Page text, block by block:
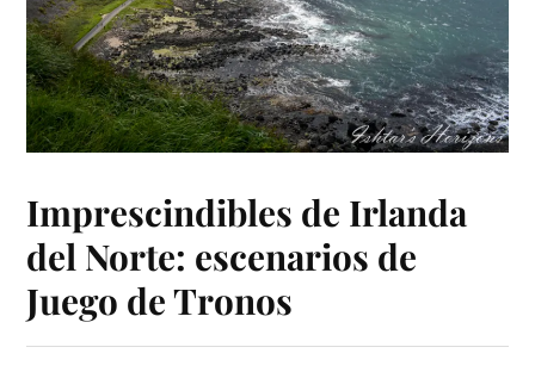
Imprescindibles de Irlanda
del Norte: escenarios de
Juego de Tronos